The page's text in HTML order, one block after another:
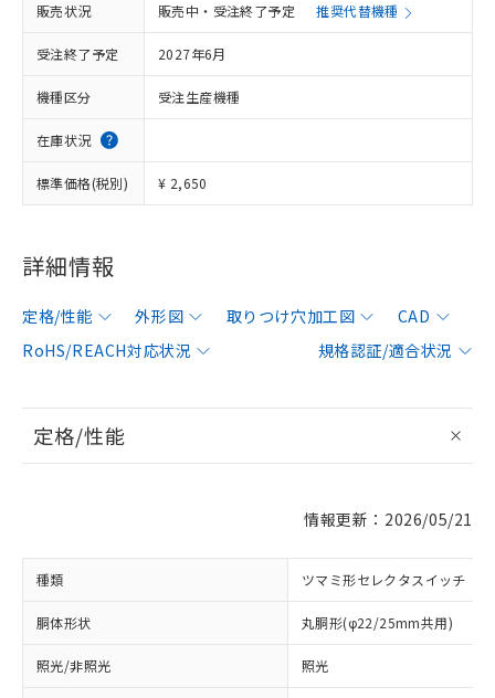
販売状況 販売中・受注終了予定 推奨代替機種
受注終了予定 2027年6月
機種区分 受注生産機種
在庫状況
標準価格(税別) ¥ 2,650
詳細情報
定格/性能 外形図 取りつけ穴加工図
CAD
RoHS/REACH対応状況
規格認証/適合状況
定格/性能
情報更新：2026/05/21
種類 ツマミ形セレクタスイッチ
胴体形状 丸胴形(φ22/25mm共用)
照光/非照光 照光